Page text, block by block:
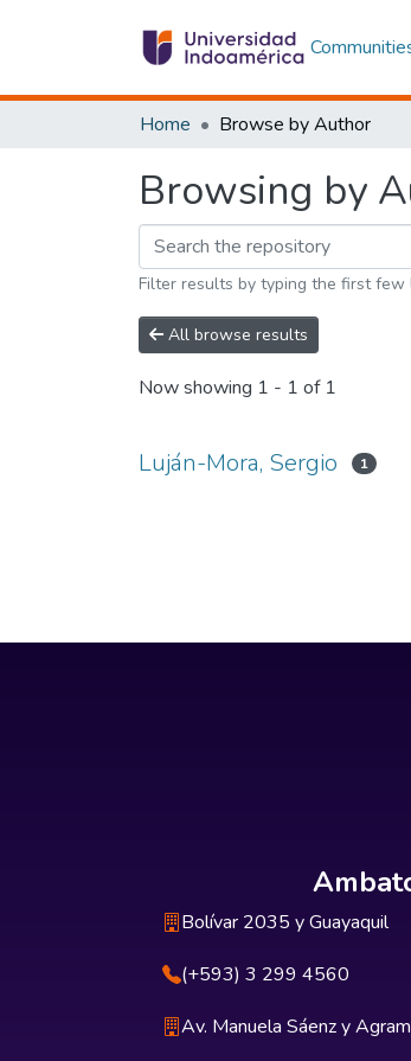
Home Browse by Author
Browsing by
Filter results by typing the first few
All browse results
Now showing 1 - 1 of 1
Luján-Mora, Sergio 1
Bolívar 2035 y Guayaquil
(+593) 3 299 4560
Av. Manuela Sáenz y